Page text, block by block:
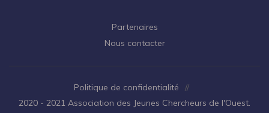
Partenaires
Nous contacter
Politique de confidentialité
//
2020 - 2021 Association des Jeunes Chercheurs de l'Ouest.